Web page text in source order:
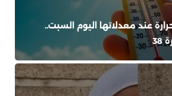
عند معدلاتها اليوم السبت..